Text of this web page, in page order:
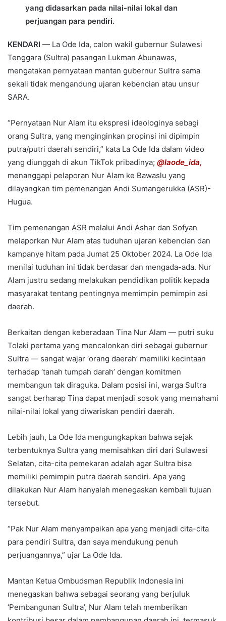
yang didasarkan pada nilai-nilai lokal dan
perjuangan para pendiri.
KENDARI — La Ode Ida, calon wakil gubernur Sulawesi
Tenggara (Sultra) pasangan Lukman Abunawas,
mengatakan pernyataan mantan gubernur Sultra sama
sekali tidak mengandung ujaran kebencian atau unsur
SARA.
“Pernyataan Nur Alam itu ekspresi ideologinya sebagi
orang Sultra, yang menginginkan propinsi ini dipimpin
putra/putri daerah sendiri,” kata La Ode Ida dalam video
yang diunggah di akun TikTok pribadinya; @laode_ida,
menanggapi pelaporan Nur Alam ke Bawaslu yang
dilayangkan tim pemenangan Andi Sumangerukka (ASR)-
Hugua.
Tim pemenangan ASR melalui Andi Ashar dan Sofyan
melaporkan Nur Alam atas tuduhan ujaran kebencian dan
kampanye hitam pada Jumat 25 Oktober 2024. La Ode Ida
menilai tuduhan ini tidak berdasar dan mengada-ada. Nur
Alam justru sedang melakukan pendidikan politik kepada
masyarakat tentang pentingnya memimpin pemimpin asi
daerah.
Berkaitan dengan keberadaan Tina Nur Alam — putri suku
Tolaki pertama yang mencalonkan diri sebagai gubernur
Sultra — sangat wajar ‘orang daerah’ memiliki kecintaan
terhadap ‘tanah tumpah darah’ dengan komitmen
membangun tak diraguka. Dalam posisi ini, warga Sultra
sangat berharap Tina dapat menjadi sosok yang memahami
nilai-nilai lokal yang diwariskan pendiri daerah.
Lebih jauh, La Ode Ida mengungkapkan bahwa sejak
terbentuknya Sultra yang memisahkan diri dari Sulawesi
Selatan, cita-cita pemekaran adalah agar Sultra bisa
memiliki pemimpin putra daerah sendiri. Apa yang
dilakukan Nur Alam hanyalah menegaskan kembali tujuan
tersebut.
“Pak Nur Alam menyampaikan apa yang menjadi cita-cita
para pendiri Sultra, dan saya mendukung penuh
perjuangannya,” ujar La Ode Ida.
Mantan Ketua Ombudsman Republik Indonesia ini
menegaskan bahwa sebagai seorang yang berjuluk
‘Pembangunan Sultra’, Nur Alam telah memberikan